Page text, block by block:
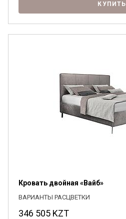
КУПИТЬ
Кровать двойная «Вайб»
ВАРИАНТЫ РАСЦВЕТКИ
346 505 KZT